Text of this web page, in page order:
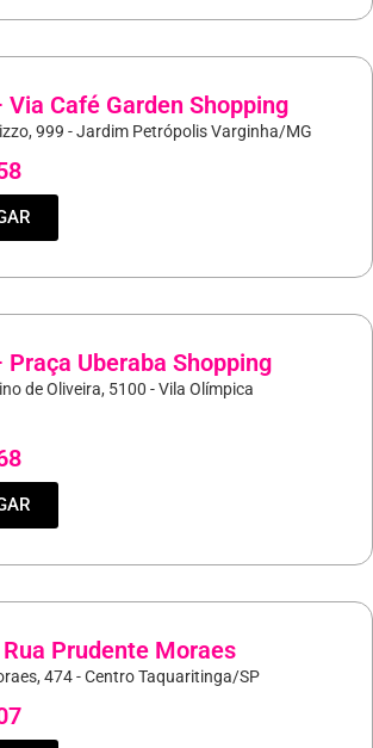
Via Café Garden Shopping
999 - Jardim Petrópolis Varginha/MG
Praça Uberaba Shopping
de Oliveira, 5100 - Vila Olímpica
Prudente Moraes
474 - Centro Taquaritinga/SP